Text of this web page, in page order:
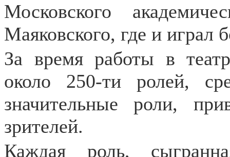
Московского
Маяковского, где и играл
За время работы в
около 250-ти ролей,
значительные роли,
зрителей.
Каждая роль,